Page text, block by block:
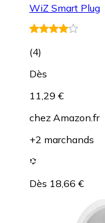
WiZ Smart Plug
(4)
Dès
11,29 €
chez Amazon.fr
+2 marchands
Dès 18,66 €